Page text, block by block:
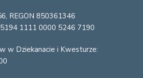
REGON 850361346
1111 0000 5246 7190
w Dziekanacie i Kwesturze: